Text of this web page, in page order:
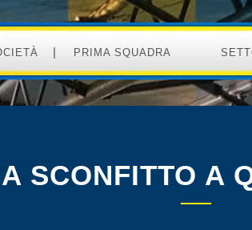
PRIMA SQUADRA
SCONFITTO A